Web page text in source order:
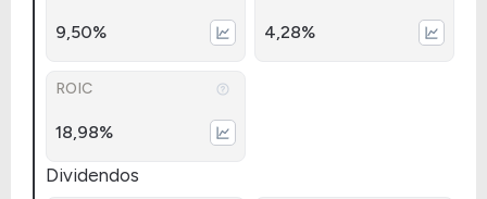
9,50% 4,28%
ROIC
18,98%
Dividendos